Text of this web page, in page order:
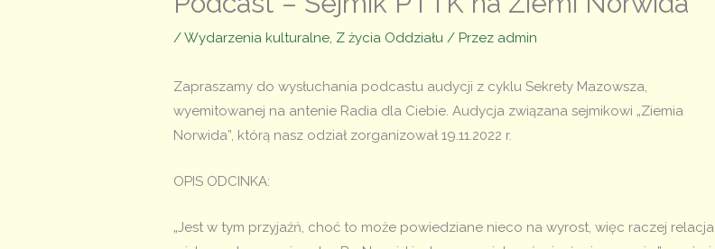
/Wydarzenia kulturalne, Z życia Oddziału / Przez admin
Zapraszamy do wysłuchania podcastu audycji z cyklu Sekrety Mazowsza,
wyemitowanej na antenie Radia dla Ciebie. Audycja związana sejmikowi „Ziemia
Norwida”, którą nasz odział zorganizował 19.11.2022 r.
OPIS ODCINKA:
„Jest w tym przyjaźń, choć to może powiedziane nieco na wyrost, więc raczej relacja